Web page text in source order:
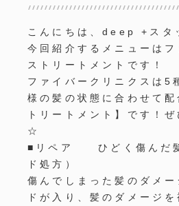
こんにちは、deep + スタ
今回紹介するメニューはフ
ストリートメントです！
ファイバークリニクス は5
様の髪の状態に合わせて
トリートメント】です！
☆
■ リペア ひどく傷んだ
ド処方）
傷んでしまった髪のダメ
ドが入り、髪のダメージを